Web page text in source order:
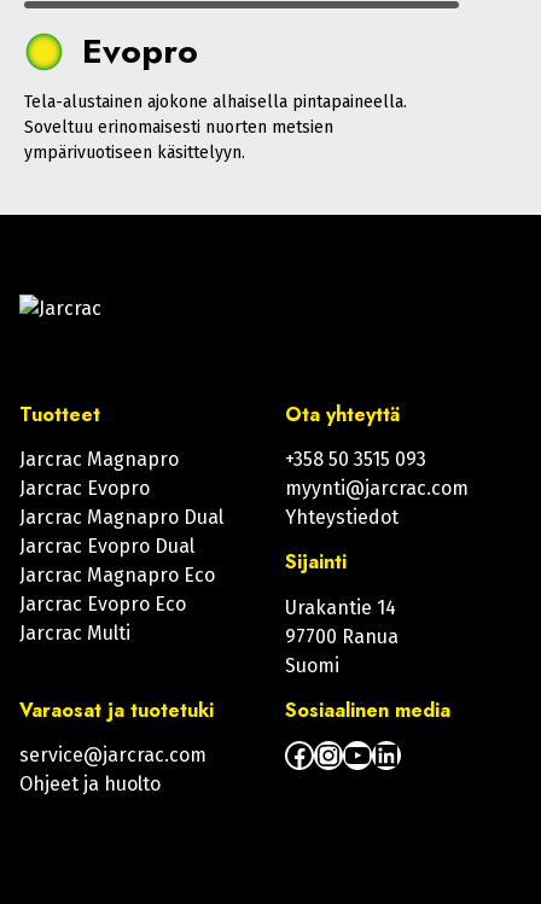
Evopro
Tela-alustainen ajokone alhaisella pintapaineella.
Soveltuu erinomaisesti nuorten metsien
ympärivuotiseen käsittelyyn.
Tuotteet
Jarcrac Magnapro
Jarcrac Evopro
Jarcrac Magnapro Dual
Jarcrac Evopro Dual
Jarcrac Magnapro Eco
Jarcrac Evopro Eco
Jarcrac Multi
Ota yhteyttä
+358 50 3515 093
myynti@jarcrac.com
Yhteystiedot
Sijainti
Urakantie 14
97700 Ranua
Suomi
Varaosat ja tuotetuki
service@jarcrac.com
Ohjeet ja huolto
Sosiaalinen media
Facebook
Instagram
YouTube
LinkedIn